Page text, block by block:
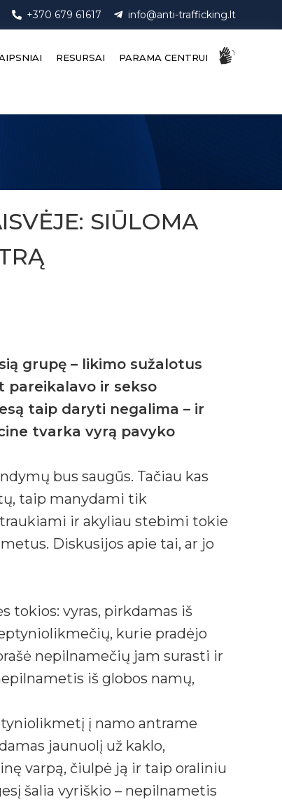
+370 679 61617 info@anti-trafficking.lt
RESURSAI PARAMA CENTRUI
SIŪLOMA
grupę – likimo sužalotus
pareikalavo ir sekso
taip daryti negalima – ir
tvarka vyrą pavyko
bus saugūs. Tačiau kas
taip manydami tik
ir akyliau stebimi tokie
Diskusijos apie tai, ar jo
tokios: vyras, pirkdamas iš
kurie pradėjo
nepilnamečių jam surasti ir
iš globos namų,
į namo antrame
jaunuolį už kaklo,
varpą, čiulpė ją ir taip oraliniu
šalia vyriškio – nepilnametis